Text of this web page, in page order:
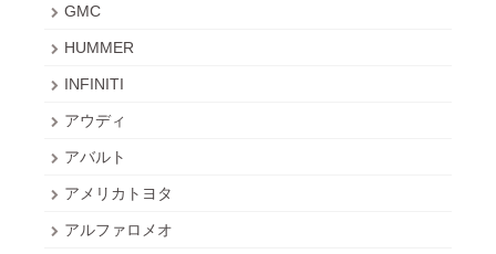
GMC
HUMMER
INFINITI
アウディ
アバルト
アメリカトヨタ
アルファロメオ